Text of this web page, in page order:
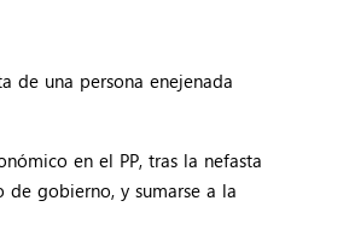
de una persona enejenada
en el PP, tras la nefasta
gobierno, y sumarse a la